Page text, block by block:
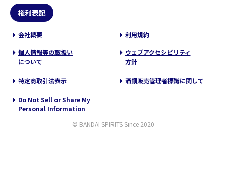
権利表記
会社概要 利用規約
個人情報等の取扱い
について
ウェブアクセシビリティ
方針
特定商取引法表示 酒類販売管理者標識に関して
Do Not Sell or Share My
Personal Information
© BANDAI SPIRITS Since 2020